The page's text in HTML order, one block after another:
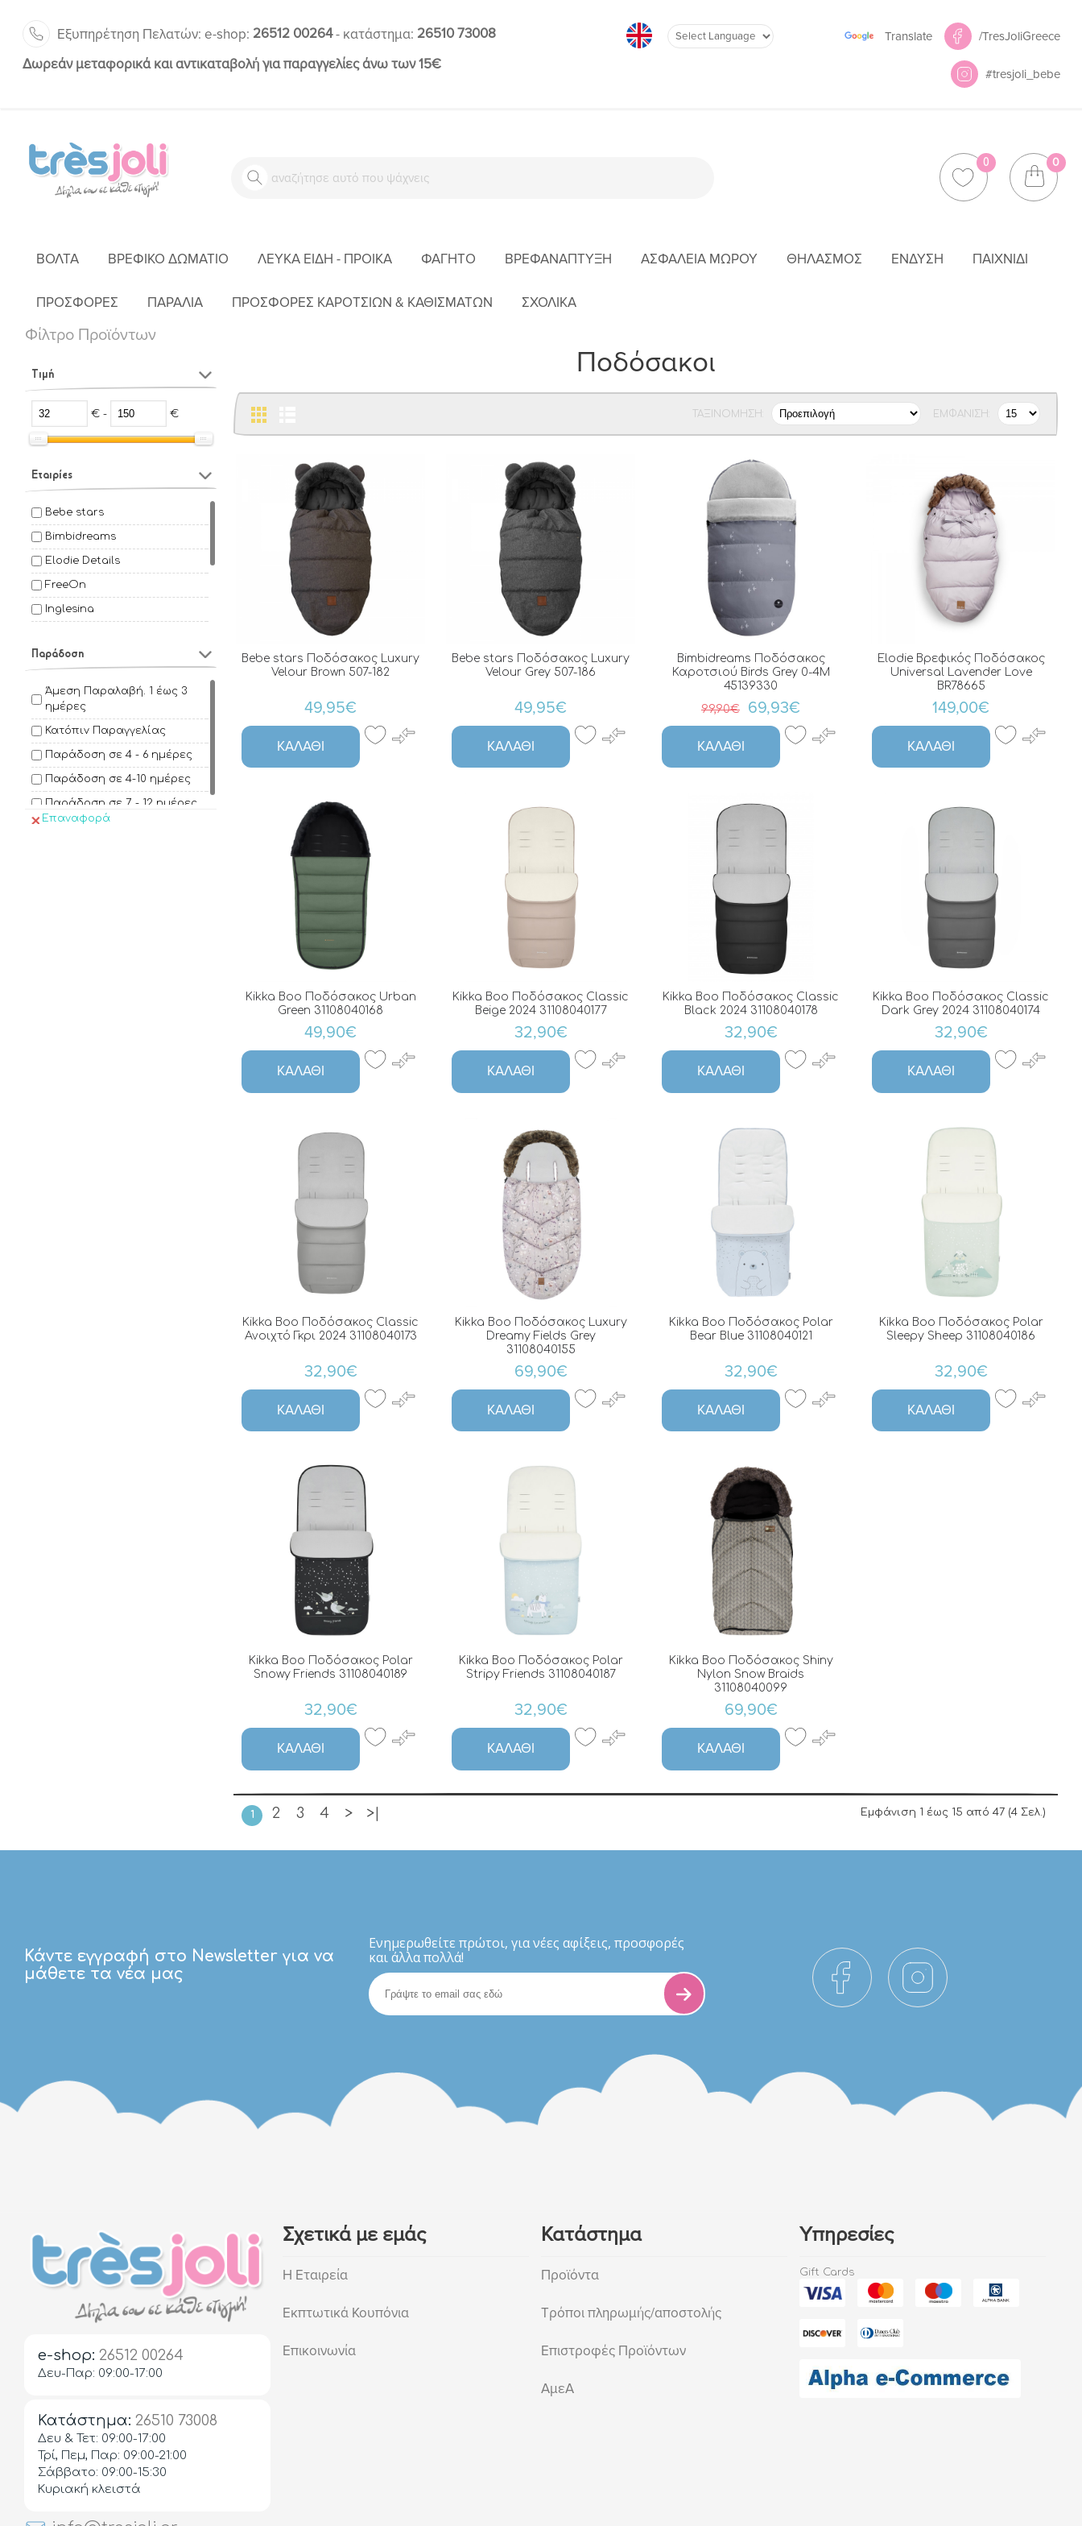
Εξυπηρέτηση Πελατών: e-shop: 26512 00264- κατάστημα: 26510 73008
Δωρεάν μεταφορικά και αντικαταβολή για παραγγελίες άνω των 15€
Translate /TresJoliGreece
#tresjoli_bebe
0 0
ΒΌΛΤΑ ΒΡΕΦΙΚΌ ΔΩΜΆΤΙΟ ΛΕΥΚΆ ΕΊΔΗ - ΠΡΟΊΚΑ ΦΑΓΗΤΌ ΒΡΕΦΑΝΆΠΤΥΞΗ ΑΣΦΆΛΕΙΑ ΜΩΡΟΎ ΘΗΛΑΣΜΌΣ ΈΝΔΥΣΗ ΠΑΙΧΝΊΔΙ
ΠΡΟΣΦΟΡΕΣ ΠΑΡΑΛΙΑ ΠΡΟΣΦΟΡΕΣ ΚΑΡΟΤΣΙΩΝ & ΚΑΘΙΣΜΑΤΩΝ ΣΧΟΛΙΚΑ
Φίλτρο Προϊόντων
Τιμή
€ - €
Εταιρίες
Bebe stars
Bimbidreams
Elodie Details
FreeOn
Inglesina
Mamas & Papas
Nuvita
Tesoro
Παράδοση
Άμεση Παραλαβή. 1 έως 3
ημέρες
Κατόπιν Παραγγελίας
Παράδοση σε 4 - 6 ημέρες
Παράδοση σε 4-10 ημέρες
Παράδοση σε 7 - 12 ημέρες
Επαναφορά
Ποδόσακοι
ΕΜΦΆΝΙΣΗ:
ΤΑΞΙΝΌΜΗΣΗ:
Bebe stars Ποδόσακος Luxury
Velour Brown 507-182
49,95€
ΚΑΛΆΘΙ
Bebe stars Ποδόσακος Luxury
Velour Grey 507-186
49,95€
ΚΑΛΆΘΙ
Bimbidreams Ποδόσακος
Καροτσιού Birds Grey 0-4Μ
45139330
99,90€
69,93€
ΚΑΛΆΘΙ
Elodie Βρεφικός Ποδόσακος
Universal Lavender Love
BR78665
149,00€
ΚΑΛΆΘΙ
Kikka Boo Ποδόσακος Urban
Green 31108040168
49,90€
ΚΑΛΆΘΙ
Kikka Boo Ποδόσακος Classic
Beige 2024 31108040177
32,90€
ΚΑΛΆΘΙ
Kikka Boo Ποδόσακος Classic
Black 2024 31108040178
32,90€
ΚΑΛΆΘΙ
Kikka Boo Ποδόσακος Classic
Dark Grey 2024 31108040174
32,90€
ΚΑΛΆΘΙ
Kikka Boo Ποδόσακος Classic
Ανοιχτό Γκρι 2024 31108040173
32,90€
ΚΑΛΆΘΙ
Kikka Boo Ποδόσακος Luxury
Dreamy Fields Grey
31108040155
69,90€
ΚΑΛΆΘΙ
Kikka Boo Ποδόσακος Polar
Bear Blue 31108040121
32,90€
ΚΑΛΆΘΙ
Kikka Boo Ποδόσακος Polar
Sleepy Sheep 31108040186
32,90€
ΚΑΛΆΘΙ
Kikka Boo Ποδόσακος Polar
Snowy Friends 31108040189
32,90€
ΚΑΛΆΘΙ
Kikka Boo Ποδόσακος Polar
Stripy Friends 31108040187
32,90€
ΚΑΛΆΘΙ
Kikka Boo Ποδόσακος Shiny
Nylon Snow Braids
31108040099
69,90€
ΚΑΛΆΘΙ
1 2 3 4 > >| Εμφάνιση 1 έως 15 από 47 (4 Σελ.)
Κάντε εγγραφή στο Newsletter για να
μάθετε τα νέα μας
Eνημερωθείτε πρώτοι, για νέες αφίξεις, προσφορές
και άλλα πολλά!
e-shop: 26512 00264
Δευ-Παρ: 09:00-17:00
Κατάστημα: 26510 73008
Δευ & Τετ: 09:00-17:00
Τρί, Πεμ, Παρ: 09:00-21:00
Σάββατο: 09:00-15:30
Κυριακή κλειστά
Σχετικά με εμάς
Η Εταιρεία
Εκπτωτικά Κουπόνια
Επικοινωνία
Κατάστημα
Προϊόντα
Τρόποι πληρωμής/αποστολής
Επιστροφές Προϊόντων
ΑμεΑ
Υπηρεσίες
Gift Cards